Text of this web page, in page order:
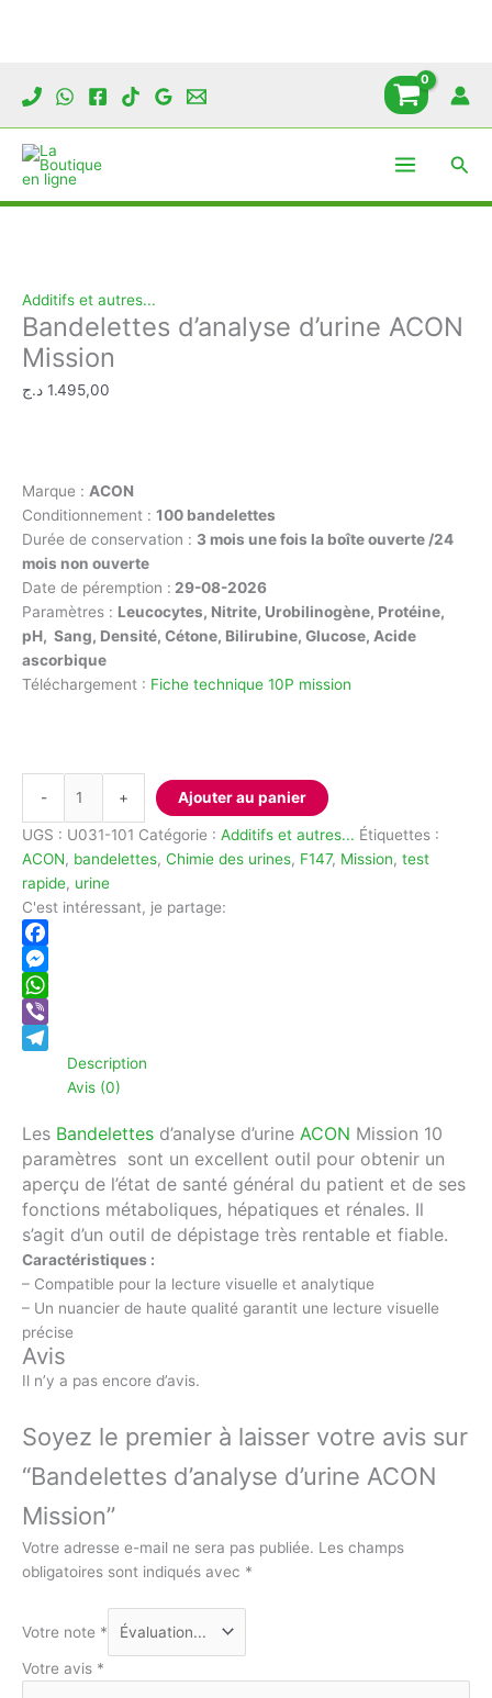
Additifs et autres...
Bandelettes d’analyse d’urine ACON
Mission
1.495,00 د.ج
Marque : ACON
Conditionnement : 100 bandelettes
Durée de conservation : 3 mois une fois la boîte ouverte /24
mois non ouverte
Date de péremption : 29-08-2026
Paramètres : Leucocytes, Nitrite, Urobilinogène, Protéine,
pH, Sang, Densité, Cétone, Bilirubine, Glucose, Acide
ascorbique
Téléchargement : Fiche technique 10P mission
-
Bandelettes
d'analyse
d'urine
ACON
Mission
+ Ajouter au panier
UGS : U031-101 Catégorie : Additifs et autres... Étiquettes :
ACON, bandelettes, Chimie des urines, F147, Mission, test
rapide, urine
C'est intéressant, je partage:
Facebook
Messenger
WhatsApp
Viber
TelegramDescription
Avis (0)
Les Bandelettes d’analyse d’urine ACON Mission 10
paramètres sont un excellent outil pour obtenir un
aperçu de l’état de santé général du patient et de ses
fonctions métaboliques, hépatiques et rénales. Il
s’agit d’un outil de dépistage très rentable et fiable.
Caractéristiques :
– Compatible pour la lecture visuelle et analytique
– Un nuancier de haute qualité garantit une lecture visuelle
précise
Avis
Il n’y a pas encore d’avis.
Soyez le premier à laisser votre avis sur
“Bandelettes d’analyse d’urine ACON
Mission”
Votre adresse e-mail ne sera pas publiée. Les champs
obligatoires sont indiqués avec *
Votre note *
Votre avis *